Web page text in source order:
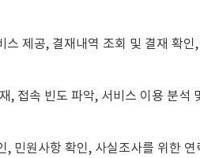
제공, 결재내역 조회 및 결재 확인
, 접속 빈도 파악, 서비스 이용 분석
민원사항 확인, 사실조사를 위한